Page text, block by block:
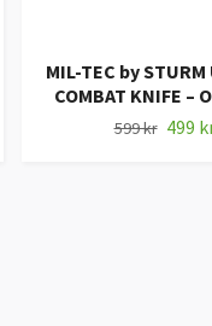
MIL-TEC by STURM
COMBAT KNIFE –
599 kr 499